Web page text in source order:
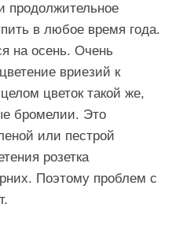
продолжительное
в любое время года.
на осень. Очень
вриезий к
цветок такой же,
бромелии. Это
или пестрой
розетка
Поэтому проблем с